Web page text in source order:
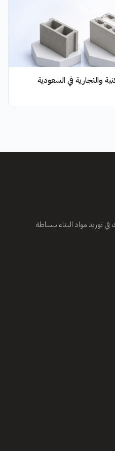
والتجارية في السعودية
توريد مواد البناء ببساطة